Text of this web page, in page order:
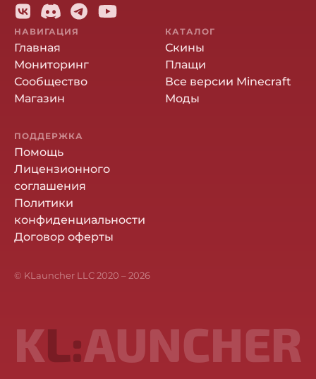
НАВИГАЦИЯ
Главная
Мониторинг
Сообщество
Магазин
КАТАЛОГ
Скины
Плащи
Все версии Minecraft
Моды
ПОДДЕРЖКА
Помощь
Лицензионного
соглашения
Политики
конфиденциальности
Договор оферты
© KLauncher LLC 2020 –2026
KL:AUNCHER